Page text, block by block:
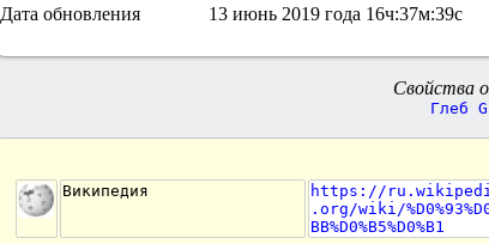
Дата обновления
13 июнь 2019 года 16ч:37м:39с
Свойства
Википедия
https://
.org/wiki/
BB%D0%B5%D0%B1